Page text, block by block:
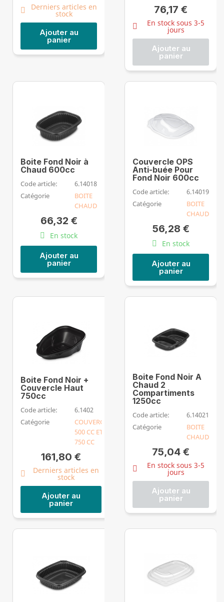
Derniers articles en
stock
Ajouter au
panier
76,17 €
En stock sous 3-5
jours
Ajouter au
panier
Boite Fond Noir à
Chaud 600cc
Code article:
6.14018
Catégorie
BOITE
CHAUD
66,32 €
En stock
Ajouter au
panier
Couvercle OPS
Anti-buée Pour
Fond Noir 600cc
Code article:
6.14019
Catégorie
BOITE
CHAUD
56,28 €
En stock
Ajouter au
panier
Boite Fond Noir +
Couvercle Haut
750cc
Code article:
6.1402
Catégorie
COUVERCLE
500 CC ET
750 CC
161,80 €
Derniers articles en
stock
Ajouter au
panier
Boite Fond Noir A
Chaud 2
Compartiments
1250cc
Code article:
6.14021
Catégorie
BOITE
CHAUD
75,04 €
En stock sous 3-5
jours
Ajouter au
panier